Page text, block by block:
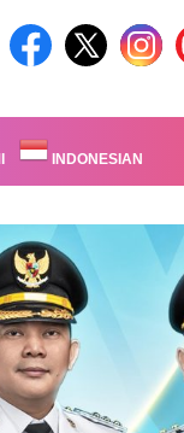
INDONESIAN